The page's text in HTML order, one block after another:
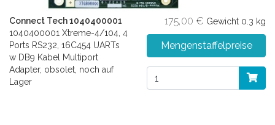
Connect Tech 1040400001
1040400001 Xtreme-4/104, 4
Ports RS232, 16C454 UARTs
w DB9 Kabel Multiport
Adapter, obsolet, noch auf
Lager
175,00 € Gewicht 0.3 kg
Mengenstaffelpreise